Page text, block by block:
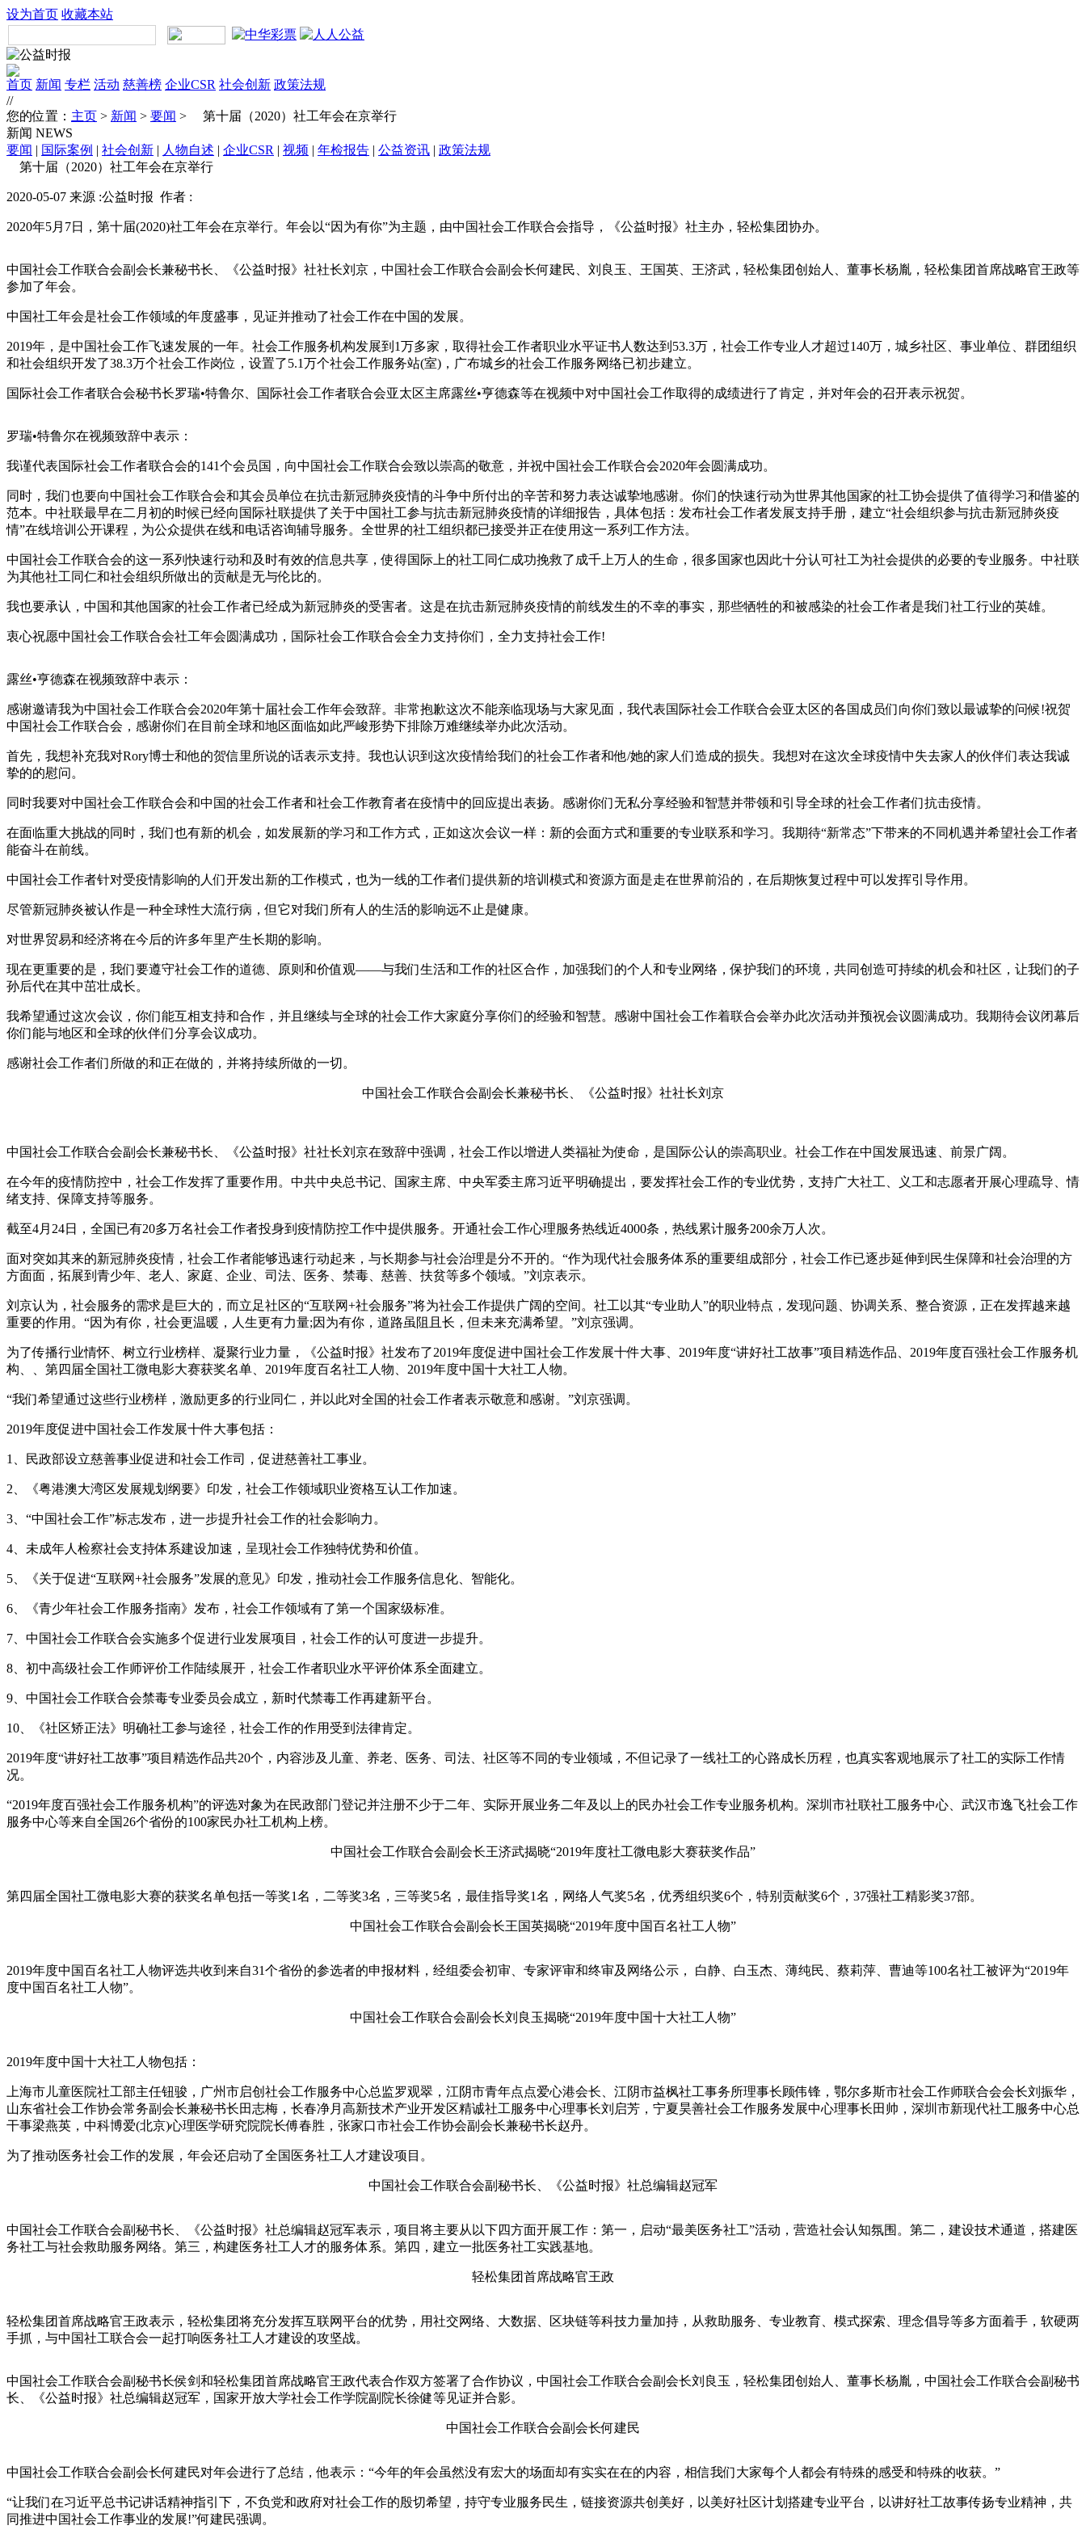
设为首页 收藏本站
首页 新闻 专栏 活动 慈善榜 企业CSR 社会创新 政策法规
//
您的位置： 主页 > 新闻 > 要闻 > 第十届（2020）社工年会在京举行
新闻 NEWS
要闻 | 国际案例 | 社会创新 | 人物自述 | 企业CSR | 视频 | 年检报告 | 公益资讯 | 政策法规
第十届（2020）社工年会在京举行
2020-05-07 来源 :公益时报 作者 :
2020年5月7日，第十届(2020)社工年会在京举行。年会以“因为有你”为主题，由中国社会工作联合会指导，《公益时报》社主办，轻松集团协办。
中国社会工作联合会副会长兼秘书长、《公益时报》社社长刘京，中国社会工作联合会副会长何建民、刘良玉、王国英、王济武，轻松集团创始人、董事长杨胤，轻松集团首席战略官王政等
参加了年会。
中国社工年会是社会工作领域的年度盛事，见证并推动了社会工作在中国的发展。
2019年，是中国社会工作飞速发展的一年。社会工作服务机构发展到1万多家，取得社会工作者职业水平证书人数达到53.3万，社会工作专业人才超过140万，城乡社区、事业单位、群团组织
和社会组织开发了38.3万个社会工作岗位，设置了5.1万个社会工作服务站(室)，广布城乡的社会工作服务网络已初步建立。
国际社会工作者联合会秘书长罗瑞•特鲁尔、国际社会工作者联合会亚太区主席露丝•亨德森等在视频中对中国社会工作取得的成绩进行了肯定，并对年会的召开表示祝贺。
罗瑞•特鲁尔在视频致辞中表示：
我谨代表国际社会工作者联合会的141个会员国，向中国社会工作联合会致以崇高的敬意，并祝中国社会工作联合会2020年会圆满成功。
同时，我们也要向中国社会工作联合会和其会员单位在抗击新冠肺炎疫情的斗争中所付出的辛苦和努力表达诚挚地感谢。你们的快速行动为世界其他国家的社工协会提供了值得学习和借鉴的
范本。中社联最早在二月初的时候已经向国际社联提供了关于中国社工参与抗击新冠肺炎疫情的详细报告，具体包括：发布社会工作者发展支持手册，建立“社会组织参与抗击新冠肺炎疫
情”在线培训公开课程，为公众提供在线和电话咨询辅导服务。全世界的社工组织都已接受并正在使用这一系列工作方法。
中国社会工作联合会的这一系列快速行动和及时有效的信息共享，使得国际上的社工同仁成功挽救了成千上万人的生命，很多国家也因此十分认可社工为社会提供的必要的专业服务。中社联
为其他社工同仁和社会组织所做出的贡献是无与伦比的。
我也要承认，中国和其他国家的社会工作者已经成为新冠肺炎的受害者。这是在抗击新冠肺炎疫情的前线发生的不幸的事实，那些牺牲的和被感染的社会工作者是我们社工行业的英雄。
衷心祝愿中国社会工作联合会社工年会圆满成功，国际社会工作联合会全力支持你们，全力支持社会工作!
露丝•亨德森在视频致辞中表示：
感谢邀请我为中国社会工作联合会2020年第十届社会工作年会致辞。非常抱歉这次不能亲临现场与大家见面，我代表国际社会工作联合会亚太区的各国成员们向你们致以最诚挚的问候!祝贺
中国社会工作联合会，感谢你们在目前全球和地区面临如此严峻形势下排除万难继续举办此次活动。
首先，我想补充我对Rory博士和他的贺信里所说的话表示支持。我也认识到这次疫情给我们的社会工作者和他/她的家人们造成的损失。我想对在这次全球疫情中失去家人的伙伴们表达我诚
挚的的慰问。
同时我要对中国社会工作联合会和中国的社会工作者和社会工作教育者在疫情中的回应提出表扬。感谢你们无私分享经验和智慧并带领和引导全球的社会工作者们抗击疫情。
在面临重大挑战的同时，我们也有新的机会，如发展新的学习和工作方式，正如这次会议一样：新的会面方式和重要的专业联系和学习。我期待“新常态”下带来的不同机遇并希望社会工作者
能奋斗在前线。
中国社会工作者针对受疫情影响的人们开发出新的工作模式，也为一线的工作者们提供新的培训模式和资源方面是走在世界前沿的，在后期恢复过程中可以发挥引导作用。
尽管新冠肺炎被认作是一种全球性大流行病，但它对我们所有人的生活的影响远不止是健康。
对世界贸易和经济将在今后的许多年里产生长期的影响。
现在更重要的是，我们要遵守社会工作的道德、原则和价值观——与我们生活和工作的社区合作，加强我们的个人和专业网络，保护我们的环境，共同创造可持续的机会和社区，让我们的子
孙后代在其中茁壮成长。
我希望通过这次会议，你们能互相支持和合作，并且继续与全球的社会工作大家庭分享你们的经验和智慧。感谢中国社会工作着联合会举办此次活动并预祝会议圆满成功。我期待会议闭幕后
你们能与地区和全球的伙伴们分享会议成功。
感谢社会工作者们所做的和正在做的，并将持续所做的一切。
中国社会工作联合会副会长兼秘书长、《公益时报》社社长刘京
中国社会工作联合会副会长兼秘书长、《公益时报》社社长刘京在致辞中强调，社会工作以增进人类福祉为使命，是国际公认的崇高职业。社会工作在中国发展迅速、前景广阔。
在今年的疫情防控中，社会工作发挥了重要作用。中共中央总书记、国家主席、中央军委主席习近平明确提出，要发挥社会工作的专业优势，支持广大社工、义工和志愿者开展心理疏导、情
绪支持、保障支持等服务。
截至4月24日，全国已有20多万名社会工作者投身到疫情防控工作中提供服务。开通社会工作心理服务热线近4000条，热线累计服务200余万人次。
面对突如其来的新冠肺炎疫情，社会工作者能够迅速行动起来，与长期参与社会治理是分不开的。“作为现代社会服务体系的重要组成部分，社会工作已逐步延伸到民生保障和社会治理的方
方面面，拓展到青少年、老人、家庭、企业、司法、医务、禁毒、慈善、扶贫等多个领域。”刘京表示。
刘京认为，社会服务的需求是巨大的，而立足社区的“互联网+社会服务”将为社会工作提供广阔的空间。社工以其“专业助人”的职业特点，发现问题、协调关系、整合资源，正在发挥越来越
重要的作用。“因为有你，社会更温暖，人生更有力量;因为有你，道路虽阻且长，但未来充满希望。”刘京强调。
为了传播行业情怀、树立行业榜样、凝聚行业力量，《公益时报》社发布了2019年度促进中国社会工作发展十件大事、2019年度“讲好社工故事”项目精选作品、2019年度百强社会工作服务机
构、、第四届全国社工微电影大赛获奖名单、2019年度百名社工人物、2019年度中国十大社工人物。
“我们希望通过这些行业榜样，激励更多的行业同仁，并以此对全国的社会工作者表示敬意和感谢。”刘京强调。
2019年度促进中国社会工作发展十件大事包括：
1、民政部设立慈善事业促进和社会工作司，促进慈善社工事业。
2、《粤港澳大湾区发展规划纲要》印发，社会工作领域职业资格互认工作加速。
3、“中国社会工作”标志发布，进一步提升社会工作的社会影响力。
4、未成年人检察社会支持体系建设加速，呈现社会工作独特优势和价值。
5、《关于促进“互联网+社会服务”发展的意见》印发，推动社会工作服务信息化、智能化。
6、《青少年社会工作服务指南》发布，社会工作领域有了第一个国家级标准。
7、中国社会工作联合会实施多个促进行业发展项目，社会工作的认可度进一步提升。
8、初中高级社会工作师评价工作陆续展开，社会工作者职业水平评价体系全面建立。
9、中国社会工作联合会禁毒专业委员会成立，新时代禁毒工作再建新平台。
10、《社区矫正法》明确社工参与途径，社会工作的作用受到法律肯定。
2019年度“讲好社工故事”项目精选作品共20个，内容涉及儿童、养老、医务、司法、社区等不同的专业领域，不但记录了一线社工的心路成长历程，也真实客观地展示了社工的实际工作情
况。
“2019年度百强社会工作服务机构”的评选对象为在民政部门登记并注册不少于二年、实际开展业务二年及以上的民办社会工作专业服务机构。深圳市社联社工服务中心、武汉市逸飞社会工作
服务中心等来自全国26个省份的100家民办社工机构上榜。
中国社会工作联合会副会长王济武揭晓“2019年度社工微电影大赛获奖作品”
第四届全国社工微电影大赛的获奖名单包括一等奖1名，二等奖3名，三等奖5名，最佳指导奖1名，网络人气奖5名，优秀组织奖6个，特别贡献奖6个，37强社工精影奖37部。
中国社会工作联合会副会长王国英揭晓“2019年度中国百名社工人物”
2019年度中国百名社工人物评选共收到来自31个省份的参选者的申报材料，经组委会初审、专家评审和终审及网络公示， 白静、白玉杰、薄纯民、蔡莉萍、曹迪等100名社工被评为“2019年
度中国百名社工人物”。
中国社会工作联合会副会长刘良玉揭晓“2019年度中国十大社工人物”
2019年度中国十大社工人物包括：
上海市儿童医院社工部主任钮骏，广州市启创社会工作服务中心总监罗观翠，江阴市青年点点爱心港会长、江阴市益枫社工事务所理事长顾伟锋，鄂尔多斯市社会工作师联合会会长刘振华，
山东省社会工作协会常务副会长兼秘书长田志梅，长春净月高新技术产业开发区精诚社工服务中心理事长刘启芳，宁夏昊善社会工作服务发展中心理事长田帅，深圳市新现代社工服务中心总
干事梁燕英，中科博爱(北京)心理医学研究院院长傅春胜，张家口市社会工作协会副会长兼秘书长赵丹。
为了推动医务社会工作的发展，年会还启动了全国医务社工人才建设项目。
中国社会工作联合会副秘书长、《公益时报》社总编辑赵冠军
中国社会工作联合会副秘书长、《公益时报》社总编辑赵冠军表示，项目将主要从以下四方面开展工作：第一，启动“最美医务社工”活动，营造社会认知氛围。第二，建设技术通道，搭建医
务社工与社会救助服务网络。第三，构建医务社工人才的服务体系。第四，建立一批医务社工实践基地。
轻松集团首席战略官王政
轻松集团首席战略官王政表示，轻松集团将充分发挥互联网平台的优势，用社交网络、大数据、区块链等科技力量加持，从救助服务、专业教育、模式探索、理念倡导等多方面着手，软硬两
手抓，与中国社工联合会一起打响医务社工人才建设的攻坚战。
中国社会工作联合会副秘书长侯剑和轻松集团首席战略官王政代表合作双方签署了合作协议，中国社会工作联合会副会长刘良玉，轻松集团创始人、董事长杨胤，中国社会工作联合会副秘书
长、《公益时报》社总编辑赵冠军，国家开放大学社会工作学院副院长徐健等见证并合影。
中国社会工作联合会副会长何建民
中国社会工作联合会副会长何建民对年会进行了总结，他表示：“今年的年会虽然没有宏大的场面却有实实在在的内容，相信我们大家每个人都会有特殊的感受和特殊的收获。”
“让我们在习近平总书记讲话精神指引下，不负党和政府对社会工作的殷切希望，持守专业服务民生，链接资源共创美好，以美好社区计划搭建专业平台，以讲好社工故事传扬专业精神，共
同推进中国社会工作事业的发展!”何建民强调。